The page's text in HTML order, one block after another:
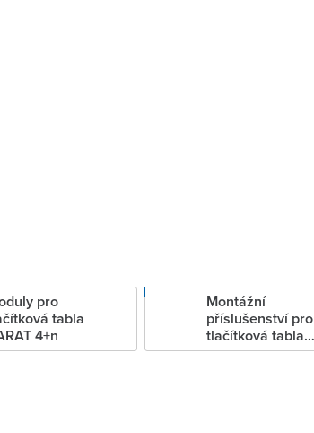
pro
tabla
4+n
Montážní
příslušenství pro
tlačítková tabla
KARAT 4+n